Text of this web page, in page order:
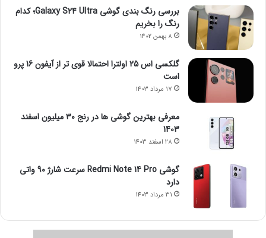
بررسی رنگ بندی گوشی Galaxy S24 Ultra؛ کدام
رنگ را بخریم
8 بهمن 1402
گلکسی اس 25 اولترا احتمالا قوی تر از آیفون 16 پرو
است
17 مرداد 1403
معرفی بهترین گوشی ها در رنج ۳۰ میلیون اسفند
1403
28 اسفند 1403
گوشی Redmi Note 14 Pro سرعت شارژ 90 واتی
دارد
31 مرداد 1403